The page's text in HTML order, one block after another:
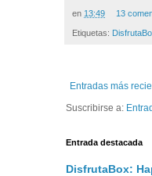
en 13:49 13
Etiquetas:
Entradas más
Suscribirse a:
Entrada destacada
DisfrutaBox: